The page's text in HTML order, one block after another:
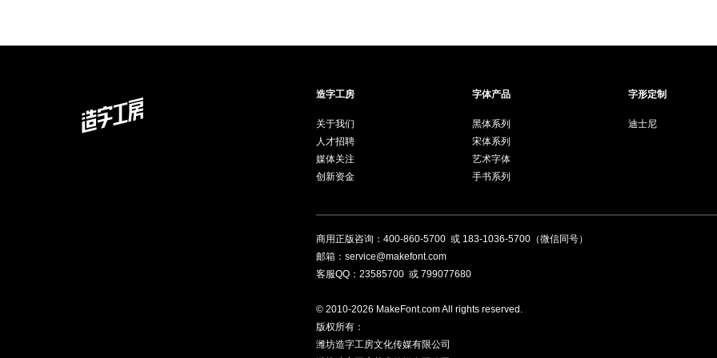
造字工房
关于我们
人才招聘
媒体关注
创新资金
字体产品
黑体系列
宋体系列
艺术字体
手书系列
字形定制
迪士尼
商用正版咨询： 400-860-5700或 183-1036-5700（微信同号）
邮箱：service@makefont.com
客服QQ： 23585700或 799077680
© 2010-2026 MakeFont.com All rights reserved.
版权所有：
潍坊造字工房文化传媒有限公司